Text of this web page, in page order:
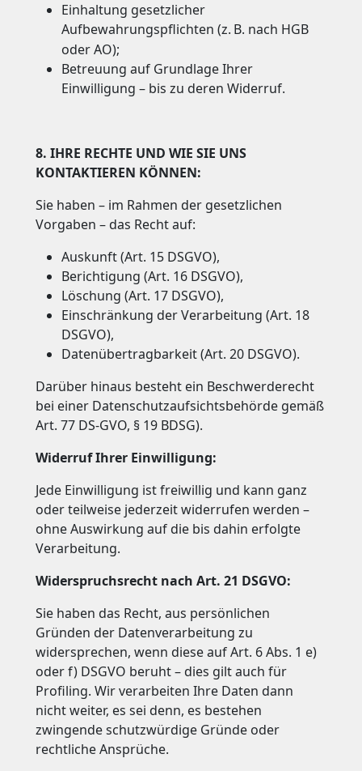
Einhaltung gesetzlicher
Aufbewahrungspflichten (z. B. nach HGB
oder AO);
Betreuung auf Grundlage Ihrer
Einwilligung – bis zu deren Widerruf.
8. IHRE RECHTE UND WIE SIE UNS
KONTAKTIEREN KÖNNEN:
Sie haben – im Rahmen der gesetzlichen
Vorgaben – das Recht auf:
Auskunft (Art. 15 DSGVO),
Berichtigung (Art. 16 DSGVO),
Löschung (Art. 17 DSGVO),
Einschränkung der Verarbeitung (Art. 18
DSGVO),
Datenübertragbarkeit (Art. 20 DSGVO).
Darüber hinaus besteht ein Beschwerderecht
bei einer Datenschutzaufsichtsbehörde gemäß
Art. 77 DS-GVO, § 19 BDSG).
Widerruf Ihrer Einwilligung:
Jede Einwilligung ist freiwillig und kann ganz
oder teilweise jederzeit widerrufen werden –
ohne Auswirkung auf die bis dahin erfolgte
Verarbeitung.
Widerspruchsrecht nach Art. 21 DSGVO:
Sie haben das Recht, aus persönlichen
Gründen der Datenverarbeitung zu
widersprechen, wenn diese auf Art. 6 Abs. 1 e)
oder f) DSGVO beruht – dies gilt auch für
Profiling. Wir verarbeiten Ihre Daten dann
nicht weiter, es sei denn, es bestehen
zwingende schutzwürdige Gründe oder
rechtliche Ansprüche.